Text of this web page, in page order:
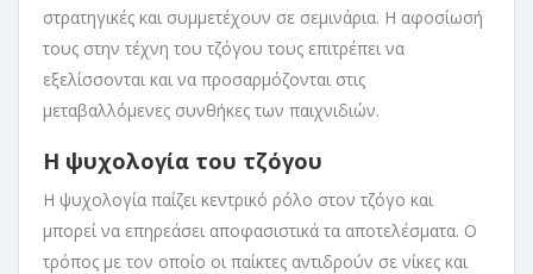
στρατηγικές και συμμετέχουν σε σεμινάρια. Η αφοσίωσή
τους στην τέχνη του τζόγου τους επιτρέπει να
εξελίσσονται και να προσαρμόζονται στις
μεταβαλλόμενες συνθήκες των παιχνιδιών.
Η ψυχολογία του τζόγου
Η ψυχολογία παίζει κεντρικό ρόλο στον τζόγο και
μπορεί να επηρεάσει αποφασιστικά τα αποτελέσματα. Ο
τρόπος με τον οποίο οι παίκτες αντιδρούν σε νίκες και